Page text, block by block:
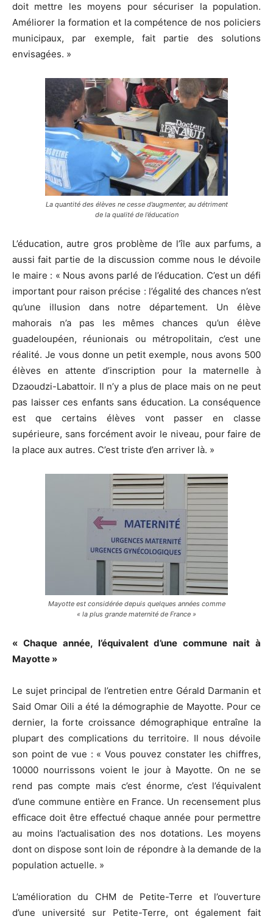
doit mettre les moyens pour sécuriser la population.
Améliorer la formation et la compétence de nos policiers
municipaux, par exemple, fait partie des solutions
envisagées. »
La quantité des élèves ne cesse d’augmenter, au détriment
de la qualité de l’éducation
L’éducation, autre gros problème de l’île aux parfums, a
aussi fait partie de la discussion comme nous le dévoile
le maire : « Nous avons parlé de l’éducation. C’est un défi
important pour raison précise : l’égalité des chances n’est
qu’une illusion dans notre département. Un élève
mahorais n’a pas les mêmes chances qu’un élève
guadeloupéen, réunionais ou métropolitain, c’est une
réalité. Je vous donne un petit exemple, nous avons 500
élèves en attente d’inscription pour la maternelle à
Dzaoudzi-Labattoir. Il n’y a plus de place mais on ne peut
pas laisser ces enfants sans éducation. La conséquence
est que certains élèves vont passer en classe
supérieure, sans forcément avoir le niveau, pour faire de
la place aux autres. C’est triste d’en arriver là. »
Mayotte est considérée depuis quelques années comme
« la plus grande maternité de France »
« Chaque année, l’équivalent d’une commune nait à
Mayotte »
Le sujet principal de l’entretien entre Gérald Darmanin et
Said Omar Oili a été la démographie de Mayotte. Pour ce
dernier, la forte croissance démographique entraîne la
plupart des complications du territoire. Il nous dévoile
son point de vue : « Vous pouvez constater les chiffres,
10000 nourrissons voient le jour à Mayotte. On ne se
rend pas compte mais c’est énorme, c’est l’équivalent
d’une commune entière en France. Un recensement plus
efficace doit être effectué chaque année pour permettre
au moins l’actualisation des nos dotations. Les moyens
dont on dispose sont loin de répondre à la demande de la
population actuelle. »
L’amélioration du CHM de Petite-Terre et l’ouverture
d’une université sur Petite-Terre, ont également fait